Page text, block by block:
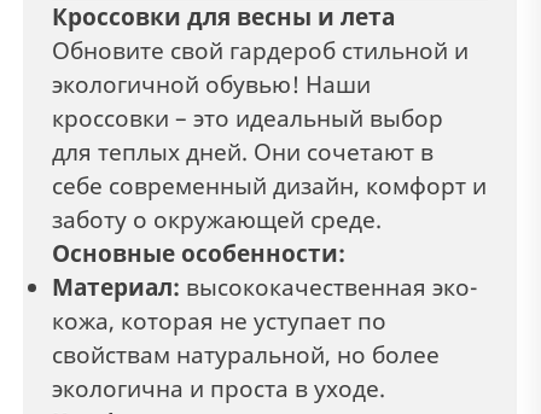
Кроссовки для весны и лета
Обновите свой гардероб стильной и
экологичной обувью! Наши
кроссовки – это идеальный выбор
для теплых дней. Они сочетают в
себе современный дизайн, комфорт и
заботу о окружающей среде.
Основные особенности:
Материал: высококачественная эко-
кожа, которая не уступает по
свойствам натуральной, но более
экологична и проста в уходе.